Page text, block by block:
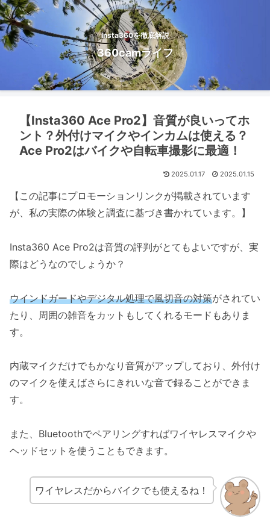
Insta360を徹底解説
360camライフ
【Insta360 Ace Pro2】音質が良いってホ
ント？外付けマイクやインカムは使える？
Ace Pro2はバイクや自転車撮影に最適！
2025.01.17 2025.01.15
【この記事にプロモーションリンクが掲載されています
が、私の実際の体験と調査に基づき書かれています。】
Insta360 Ace Pro2は音質の評判がとてもよいですが、実
際はどうなのでしょうか？
ウインドガードやデジタル処理で風切音の対策がされてい
たり、周囲の雑音をカットもしてくれるモードもありま
す。
内蔵マイクだけでもかなり音質がアップしており、外付け
のマイクを使えばさらにきれいな音で録ることができま
す。
また、Bluetoothでペアリングすればワイヤレスマイクや
ヘッドセットを使うこともできます。
ワイヤレスだからバイクでも使えるね！